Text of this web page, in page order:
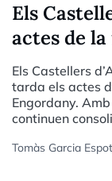
Els
actes de la
Els Castellers
tarda els actes
Engordany.
continuen
Tomàs Garcia Espot